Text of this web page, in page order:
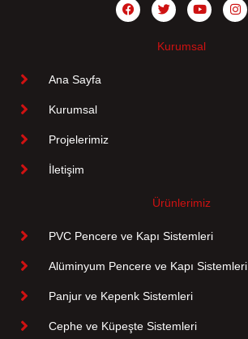
Kurumsal
Ana Sayfa
Kurumsal
Projelerimiz
İletişim
Ürünlerimiz
PVC Pencere ve Kapı Sistemleri
Alüminyum Pencere ve Kapı Sistemleri
Panjur ve Kepenk Sistemleri
Cephe ve Küpeşte Sistemleri